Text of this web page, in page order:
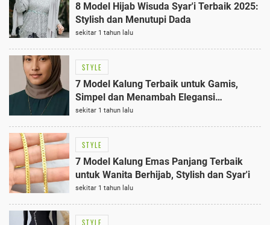
8 Model Hijab Wisuda Syar'i Terbaik 2025:
Stylish dan Menutupi Dada
sekitar 1 tahun lalu
STYLE
7 Model Kalung Terbaik untuk Gamis,
Simpel dan Menambah Elegansi
Penampilan Anda
sekitar 1 tahun lalu
STYLE
7 Model Kalung Emas Panjang Terbaik
untuk Wanita Berhijab, Stylish dan Syar'i
sekitar 1 tahun lalu
STYLE